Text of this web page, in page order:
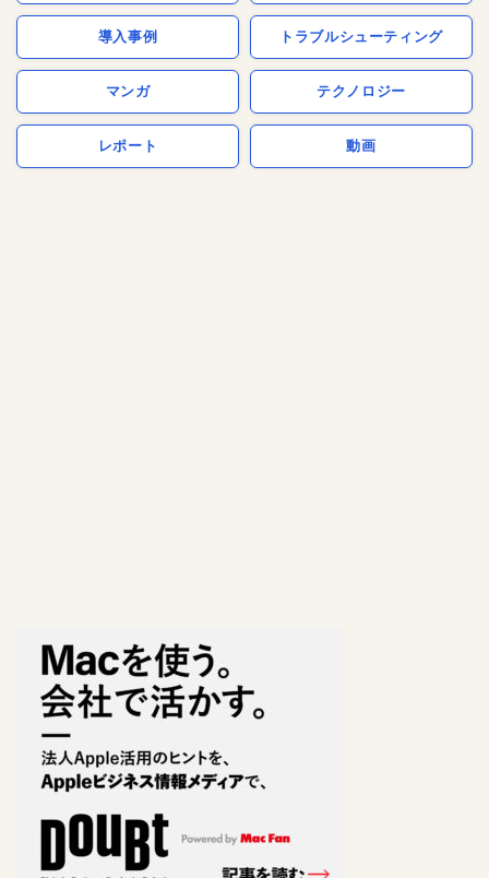
導入事例 トラブルシューティング
マンガ テクノロジー
レポート 動画